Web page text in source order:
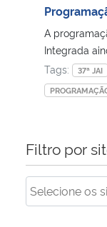
A
Integrada
Tags:
37ª JAI
Filtro por